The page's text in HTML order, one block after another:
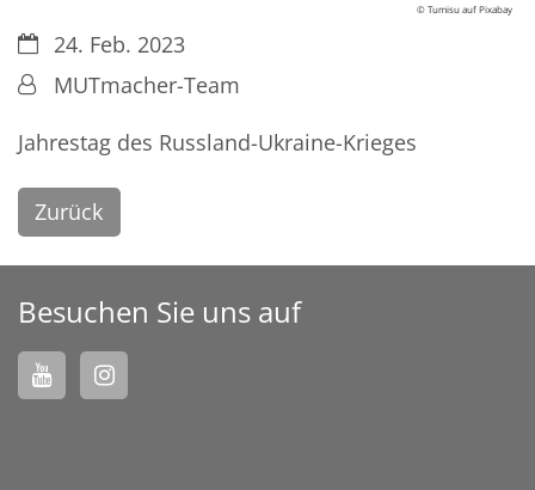
© Tumisu auf Pixabay
Datum:24. Feb. 2023
Von:MUTmacher-Team
Jahrestag des Russland-Ukraine-Krieges
Zurück
Besuchen Sie uns auf